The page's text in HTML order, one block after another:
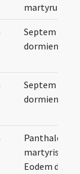
martyrum
Septem
dormientium
Septem
dormientium
Panthaleonis
martyris -
Eodem die